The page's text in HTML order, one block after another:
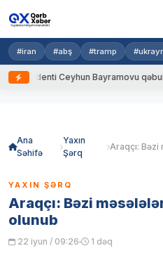
#iran #abş #tramp
Ceyhun Bayramovu qəbul edib
Ana
Səhifə
Yaxın
Şərq
YAXIN ŞƏRQ
Araqçı: Bəzi
olunub
22 iyun / 09:26 1 dəq